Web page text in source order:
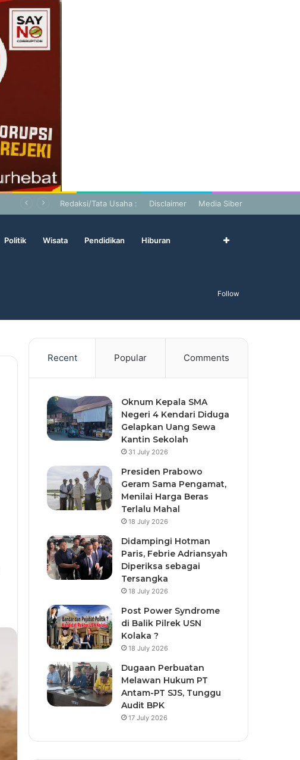
Redaksi/Tata Usaha : Disclaimer Media Siber
Politik Wisata Pendidikan Hiburan
Follow
Recent Popular Comments
Oknum Kepala SMA
Negeri 4 Kendari Diduga
Gelapkan Uang Sewa
Kantin Sekolah
31 July 2026
Presiden Prabowo
Geram Sama Pengamat,
Menilai Harga Beras
Terlalu Mahal
18 July 2026
Didampingi Hotman
Paris, Febrie Adriansyah
Diperiksa sebagai
Tersangka
18 July 2026
Post Power Syndrome
di Balik Pilrek USN
Kolaka ?
18 July 2026
Dugaan Perbuatan
Melawan Hukum PT
Antam-PT SJS, Tunggu
Audit BPK
17 July 2026